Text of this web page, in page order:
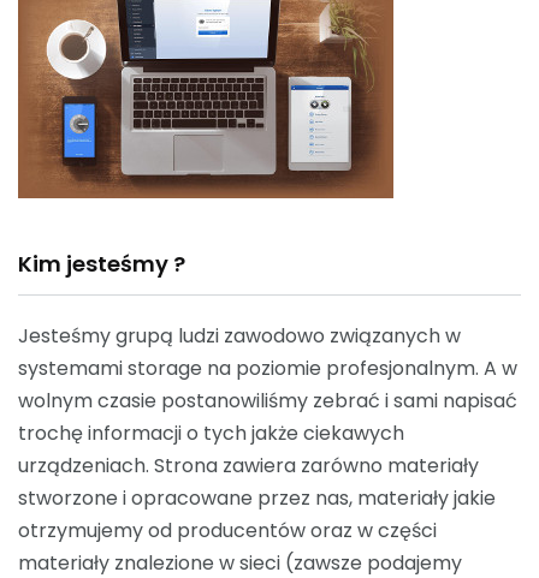
Kim jesteśmy ?
Jesteśmy grupą ludzi zawodowo związanych w
systemami storage na poziomie profesjonalnym. A w
wolnym czasie postanowiliśmy zebrać i sami napisać
trochę informacji o tych jakże ciekawych
urządzeniach. Strona zawiera zarówno materiały
stworzone i opracowane przez nas, materiały jakie
otrzymujemy od producentów oraz w części
materiały znalezione w sieci (zawsze podajemy